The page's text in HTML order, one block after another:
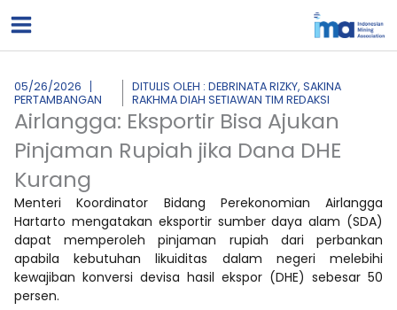
ke
05/26/2026
PERTAMBANGAN
DITULIS OLEH : DEBRINATA RIZKY, SAKINA
RAKHMA DIAH SETIAWAN TIM REDAKSI
Airlangga: Eksportir Bisa Ajukan
Pinjaman Rupiah jika Dana DHE
Kurang
Menteri Koordinator Bidang Perekonomian Airlangga
Hartarto mengatakan eksportir sumber daya alam (SDA)
dapat memperoleh pinjaman rupiah dari perbankan
apabila kebutuhan likuiditas dalam negeri melebihi
kewajiban konversi devisa hasil ekspor (DHE) sebesar 50
persen.